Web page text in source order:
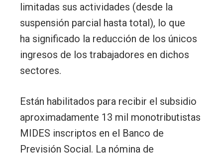
limitadas sus actividades (desde la
suspensión parcial hasta total), lo que
ha significado la reducción de los únicos
ingresos de los trabajadores en dichos
sectores.
Están habilitados para recibir el subsidio
aproximadamente 13 mil monotributistas
MIDES inscriptos en el Banco de
Previsión Social. La nómina de